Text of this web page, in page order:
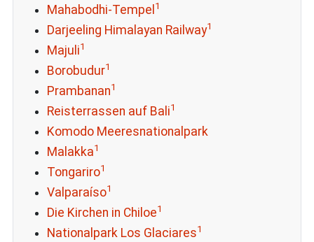
Mahabodhi-Tempel 1
Darjeeling Himalayan Railway1
Majuli1
Borobudur1
Prambanan1
Reisterrassen auf Bali1
Komodo Meeresnationalpark
Malakka1
Tongariro1
Valparaíso1
Die Kirchen in Chiloe1
Nationalpark Los Glaciares1